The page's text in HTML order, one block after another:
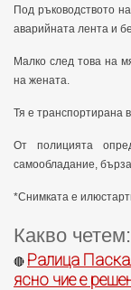
Под ръководството
аварийната лента и
Малко след това на
на жената.
Тя е транспортирана
От полицията
самообладание,
*Снимката е
Какво четем:
🔴 Ралица
ясно чие е